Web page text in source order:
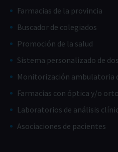
Farmacias de la provincia
Buscador de colegiados
Promoción de la salud
Sistema personalizado de
Monitorización ambulatoria
Farmacias con óptica y/o
Laboratorios de análisis
Asociaciones de pacientes